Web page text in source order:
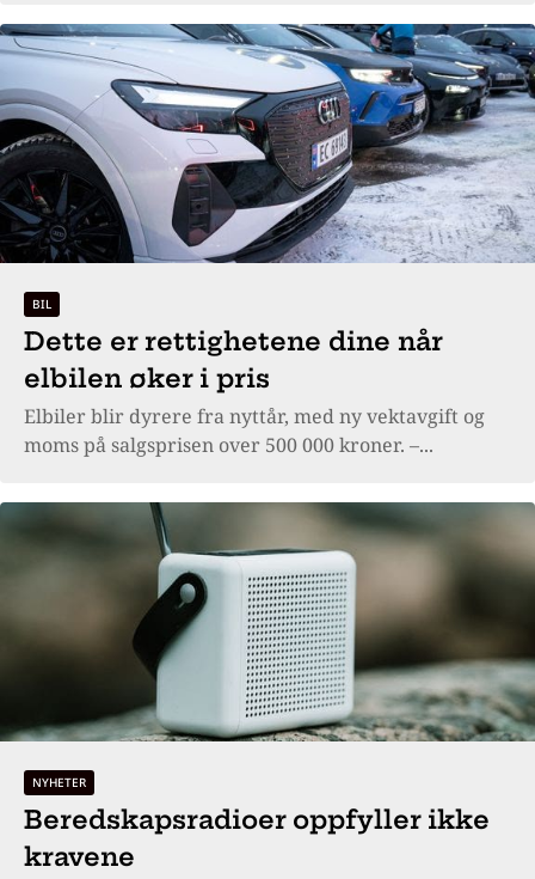
BIL
Dette er rettighetene dine når
elbilen øker i pris
Elbiler blir dyrere fra nyttår, med ny vektavgift og
moms på salgsprisen over 500 000 kroner. –...
NYHETER
Beredskapsradioer oppfyller ikke
kravene